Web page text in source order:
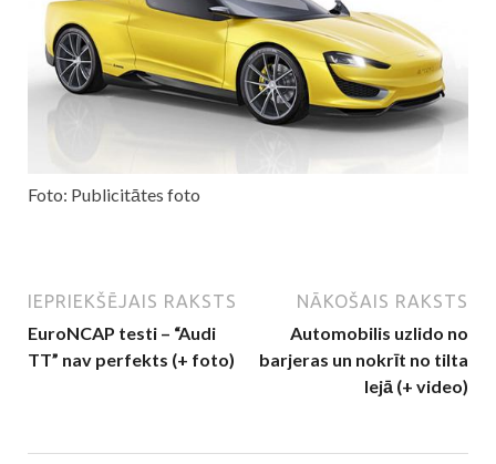
Foto: Publicitātes foto
IEPRIEKŠĒJAIS RAKSTS
EuroNCAP testi – “Audi
TT” nav perfekts (+ foto)
NĀKOŠAIS RAKSTS
Automobilis uzlido no
barjeras un nokrīt no tilta
lejā (+ video)